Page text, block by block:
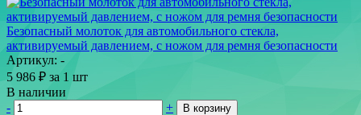
Безопасный молоток для автомобильного стекла,
активируемый давлением, с ножом для ремня безопасности
Артикул: -
5 986 ₽ за 1 шт
В наличии
-
+ В корзину